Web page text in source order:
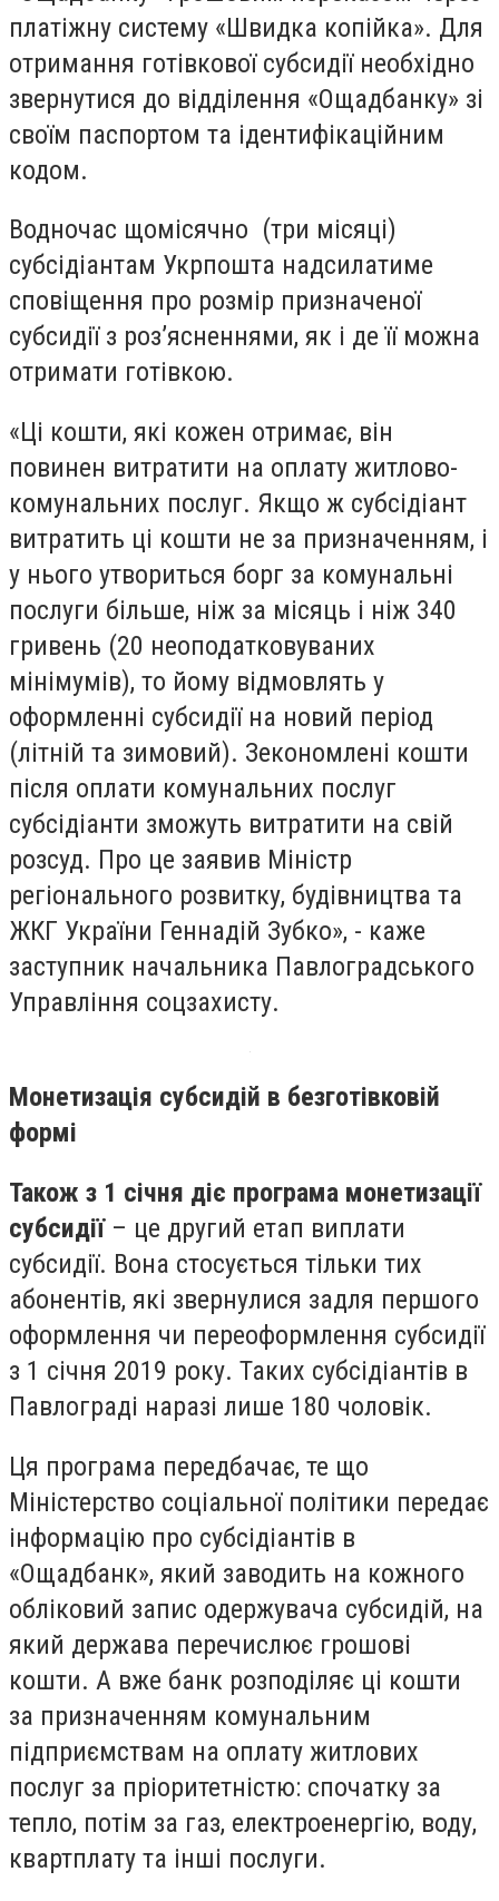
платіжну систему «Швидка копійка». Для
отримання готівкової субсидії необхідно
звернутися до відділення «Ощадбанку» зі
своїм паспортом та ідентифікаційним
кодом.
Водночас щомісячно (три місяці)
субсідіантам Укрпошта надсилатиме
сповіщення про розмір призначеної
субсидії з роз’ясненнями, як і де її можна
отримати готівкою.
«Ці кошти, які кожен отримає, він
повинен витратити на оплату житлово-
комунальних послуг. Якщо ж субсідіант
витратить ці кошти не за призначенням, і
у нього утвориться борг за комунальні
послуги більше, ніж за місяць і ніж 340
гривень (20 неоподатковуваних
мінімумів), то йому відмовлять у
оформленні субсидії на новий період
(літній та зимовий). Зекономлені кошти
після оплати комунальних послуг
субсідіанти зможуть витратити на свій
розсуд. Про це заявив Міністр
регіонального розвитку, будівництва та
ЖКГ України Геннадій Зубко», - каже
заступник начальника Павлоградського
Управління соцзахисту.
Монетизація субсидій в безготівковій
формі
Також з 1 січня діє програма монетизації
субсидії– це другий етап виплати
субсидії. Вона стосується тільки тих
абонентів, які звернулися задля першого
оформлення чи переоформлення субсидії
з 1 січня 2019 року. Таких субсідіантів в
Павлограді наразі лише 180 чоловік.
Ця програма передбачає, те що
Міністерство соціальної політики передає
інформацію про субсідіантів в
«Ощадбанк», який заводить на кожного
обліковий запис одержувача субсидій, на
який держава перечислює грошові
кошти. А вже банк розподіляє ці кошти
за призначенням комунальним
підприємствам на оплату житлових
послуг за пріоритетністю: спочатку за
тепло, потім за газ, електроенергію, воду,
квартплату та інші послуги.